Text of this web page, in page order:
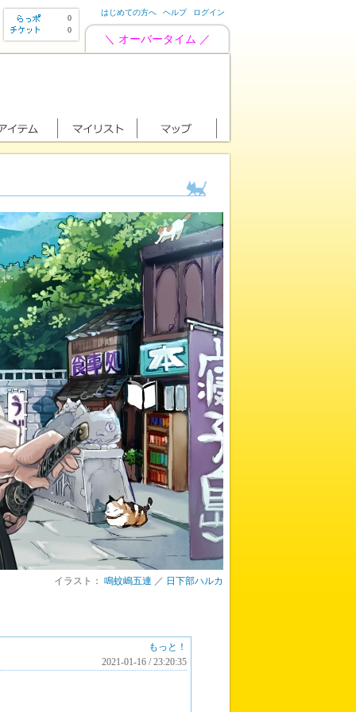
0
0
はじめての方へ ヘルプ ログイン
＼ オーバータイム ／
イラスト： 鳴蚊嶋五連 ／ 日下部ハルカ
もっと！
2021-01-16 / 23:20:35